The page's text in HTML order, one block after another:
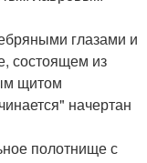
глазами и
состоящем из
щитом
начертан
полотнище с